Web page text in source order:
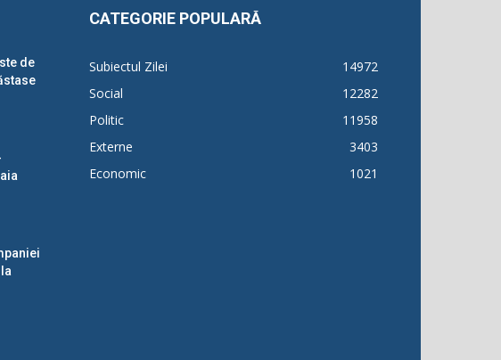
de
CATEGORIE POPULARĂ
Subiectul Zilei
14972
Social
12282
Politic
11958
Externe
3403
Economic
1021